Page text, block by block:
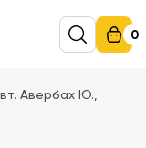
0
Авербах Ю.,